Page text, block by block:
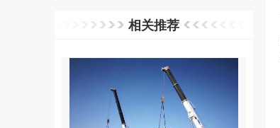
相关推荐